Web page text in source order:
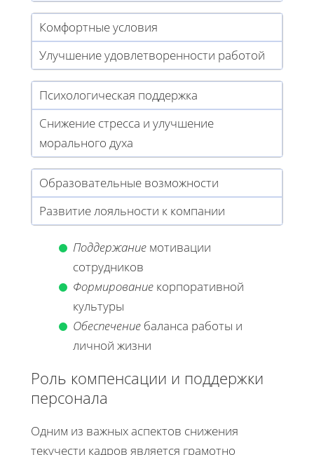
Комфортные условия
Улучшение удовлетворенности работой
Психологическая поддержка
Снижение стресса и улучшение
морального духа
Образовательные возможности
Развитие лояльности к компании
Поддержание мотивации
сотрудников
Формирование корпоративной
культуры
Обеспечение баланса работы и
личной жизни
Роль компенсации и поддержки
персонала
Одним из важных аспектов снижения
текучести кадров является грамотно